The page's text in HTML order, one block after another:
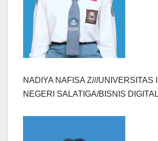
NADIYA NAFISA Z///UNIVERSITAS
NEGERI SALATIGA/BISNIS